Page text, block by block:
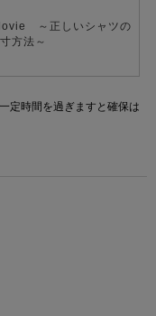
わせても相性が良く、コ
～正しいシャツの
方法～
定時間を過ぎますと確保は